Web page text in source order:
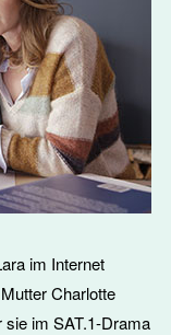
im Internet
Charlotte
im SAT.1-Drama